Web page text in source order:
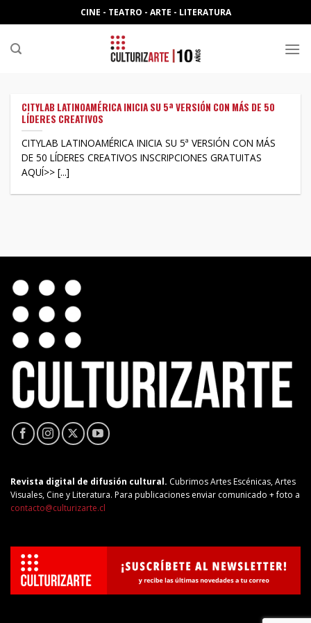
to
content
CINE - TEATRO - ARTE - LITERATURA
CITYLAB LATINOAMÉRICA INICIA SU 5ª VERSIÓN CON MÁS DE 50
LÍDERES CREATIVOS
CITYLAB LATINOAMÉRICA INICIA SU 5ª VERSIÓN CON MÁS
DE 50 LÍDERES CREATIVOS INSCRIPCIONES GRATUITAS
AQUÍ>> [...]
Revista digital de difusión cultural. Cubrimos Artes Escénicas, Artes
Visuales, Cine y Literatura. Para publicaciones enviar comunicado + foto a
contacto@culturizarte.cl